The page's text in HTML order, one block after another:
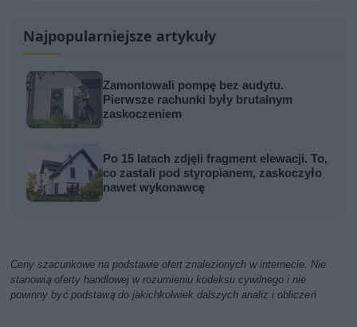
Najpopularniejsze artykuły
Zamontowali pompę bez audytu.
Pierwsze rachunki były brutalnym
zaskoczeniem
Po 15 latach zdjęli fragment elewacji. To,
co zastali pod styropianem, zaskoczyło
nawet wykonawcę
Ceny szacunkowe na podstawie ofert znalezionych w internecie. Nie
stanowią oferty handlowej w rozumieniu kodeksu cywilnego i nie
powinny być podstawą do jakichkolwiek dalszych analiz i obliczeń